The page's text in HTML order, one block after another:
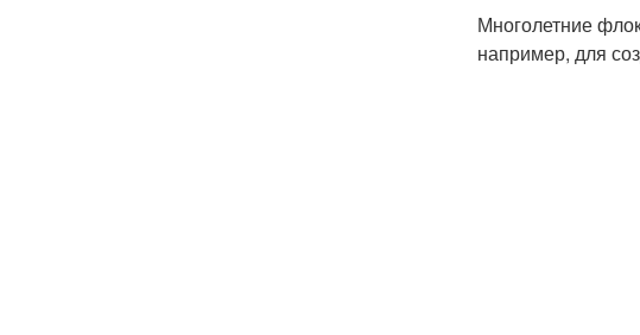
Многолетние
например, для